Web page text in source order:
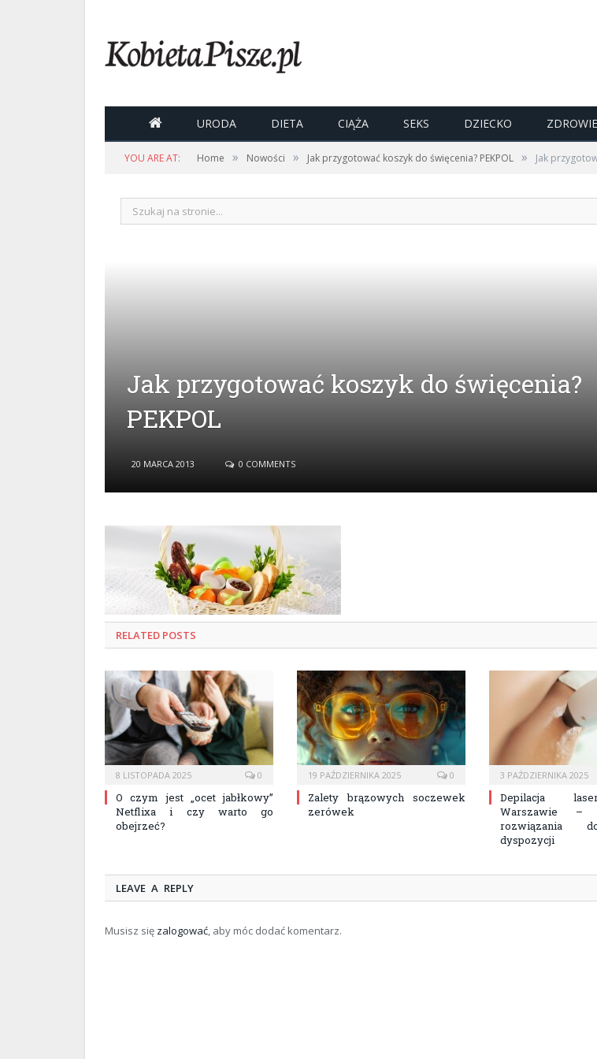
 URODA DIETA CIĄŻA SEKS DZIECKO ZDROWIE
YOU ARE AT: Home » Nowości » Jak przygotować koszyk do święcenia? PEKPOL » Jak
Jak przygotować koszyk do święcenia?
PEKPOL
20 MARCA 2013 0 COMMENTS
RELATED POSTS
8 LISTOPADA 2025 0
O czym jest „ocet jabłkowy”
Netflixa i czy warto go
obejrzeć?
19 PAŹDZIERNIKA 2025 0
Zalety brązowych soczewek
zerówek
3 PAŹDZIERNIKA 2025
Depilacja
Warszawie –
rozwiązania
dyspozycji
LEAVE A REPLY
Musisz się zalogować, aby móc dodać komentarz.